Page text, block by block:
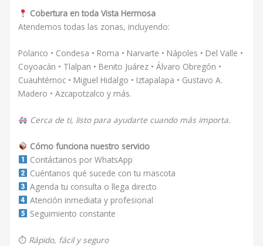
Cobertura en toda Vista Hermosa
Atendemos todas las zonas, incluyendo:
Polanco • Condesa • Roma • Narvarte • Nápoles • Del Valle •
Coyoacán • Tlalpan • Benito Juárez • Álvaro Obregón •
Cuauhtémoc • Miguel Hidalgo • Iztapalapa • Gustavo A.
Madero • Azcapotzalco y más.
Cerca de ti, listo para ayudarte cuando más importa.
Cómo funciona nuestro servicio
Contáctanos por WhatsApp
Cuéntanos qué sucede con tu mascota
Agenda tu consulta o llega directo
Atención inmediata y profesional
Seguimiento constante
⏱ Rápido, fácil y seguro